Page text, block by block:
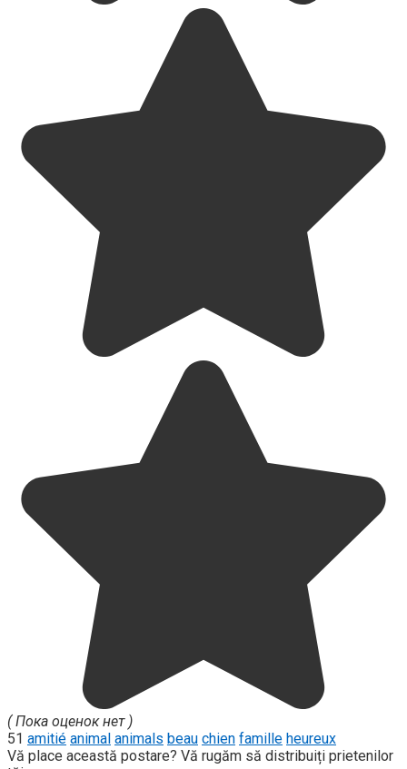
( Пока оценок нет )
51 amitié animal animals beau chien famille heureux
Vă place această postare? Vă rugăm să distribuiți prietenilor